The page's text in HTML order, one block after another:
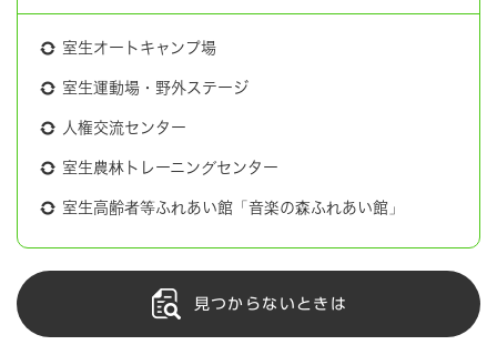
室生オートキャンプ場
室生運動場・野外ステージ
人権交流センター
室生農林トレーニングセンター
室生高齢者等ふれあい館「音楽の森ふれあい館」
見つからないときは